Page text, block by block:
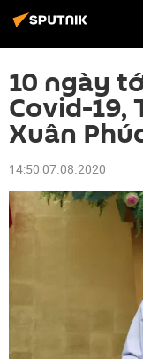
10 ngày
Covid-19,
Xuân
14:50 07.08.2020